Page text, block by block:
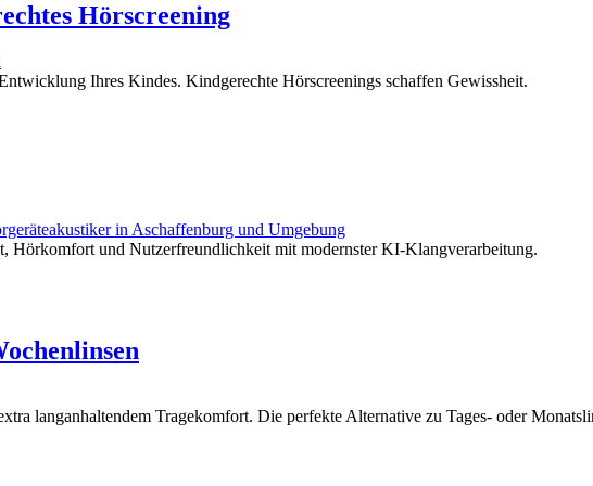
Hörscreening
Ihres Kindes. Kindgerechte Hörscreenings schaffen Gewissheit.
Hörkomfort und Nutzerfreundlichkeit mit modernster KI-Klangverarbeitung.
langanhaltendem Tragekomfort. Die perfekte Alternative zu Tages- oder